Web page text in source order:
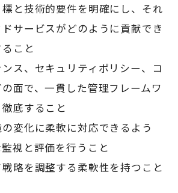
と技術的要件を明確にし、それ
サービスがどのように貢献でき
こと
ス、セキュリティポリシー、コ
面で、一貫した管理フレームワ
底すること
変化に柔軟に対応できるよう
視と評価を行うこと
略を調整する柔軟性を持つこと